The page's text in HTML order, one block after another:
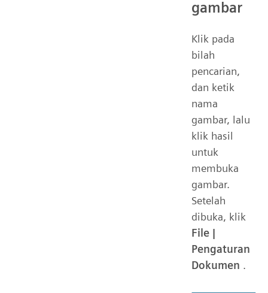
gambar
Klik pada
bilah
pencarian,
dan ketik
nama
gambar, lalu
klik hasil
untuk
membuka
gambar.
Setelah
dibuka, klik
File |
Pengaturan
Dokumen .